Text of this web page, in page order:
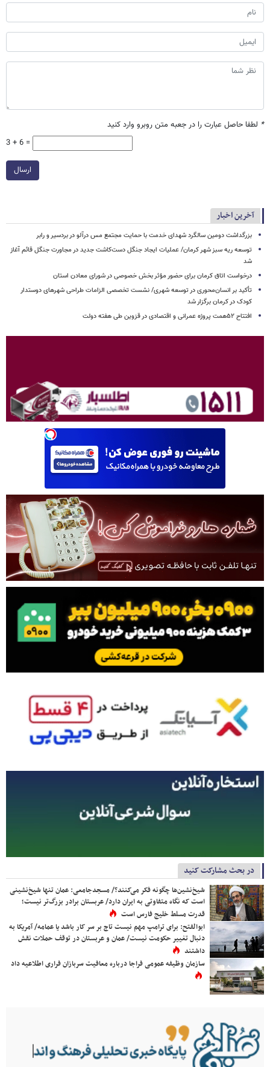
* لطفا حاصل عبارت را در جعبه متن روبرو وارد کنید
3 + 6 =
ارسال
آخرین اخبار
بزرگداشت دومین سالگرد شهدای خدمت با حمایت مجتمع مس درآلو در بردسیر و رابر
توسعه ریه سبز شهر کرمان/ عملیات ایجاد جنگل دست‌کاشت جدید در مجاورت جنگل قائم آغاز
شد
درخواست اتاق کرمان برای حضور مؤثر بخش خصوصی در شورای معادن استان
تأکید بر انسان‌محوری در توسعه شهری/ نشست تخصصی الزامات طراحی شهرهای دوستدار
کودک در کرمان برگزار شد
افتتاح ۵۲همت پروژه عمرانی و اقتصادی در قزوین طی هفته دولت
در بحث مشارکت کنید
شیخ‌نشین‌ها چگونه فکر می‌کنند؟/ مسجدجامعی: عمان تنها شیخ‌نشینی
است که نگاه متفاوتی به ایران دارد/ عربستان برادر بزرگ‌تر نیست؛
قدرت مسلط خلیج فارس است
ابوالفتح: برای ترامپ مهم نیست تاج بر سر کار باشد یا عمامه/ آمریکا به
دنبال تغییر حکومت نیست/ عمان و عربستان در توقف حملات نقش
داشتند
سازمان وظیفه عمومی فراجا درباره معافیت سربازان فراری اطلاعیه داد